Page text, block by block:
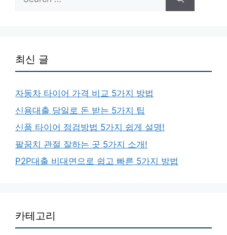
for:
최신 글
자동차 타이어 가격 비교 5가지 방법
신용대출 당일로 돈 받는 5가지 팁
신품 타이어 점검방법 5가지 쉽게 설명!
팔꿈치 관절 잘하는 곳 5가지 소개!
P2P대출 비대면으로 쉽고 빠른 5가지 방법
카테고리